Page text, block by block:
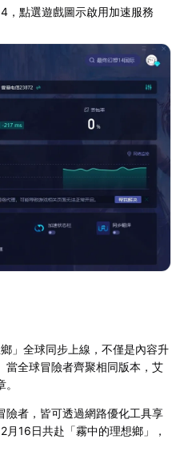
，點選遊戲圖示啟用加速服務
」全球同步上線，不僅是內容升
當全球冒險者齊聚相同版本，艾
險者，皆可透過網路優化工具享
16日共赴「霧中的理想鄉」，